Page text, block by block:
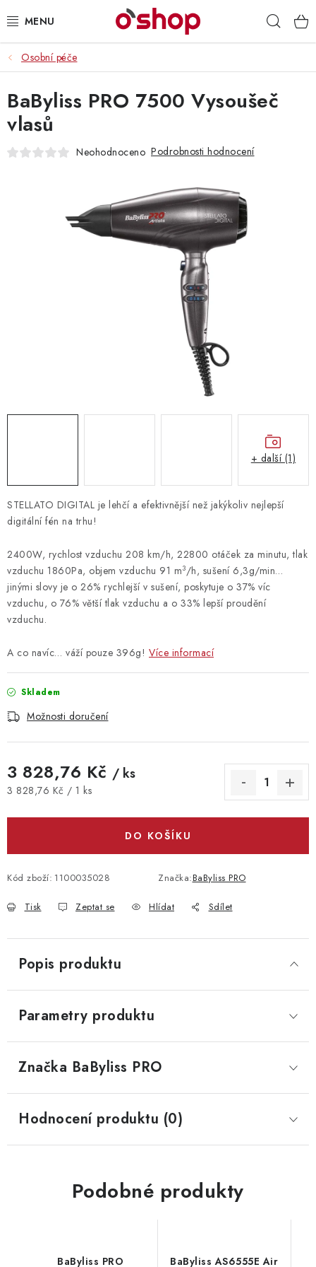
na
OSOBNÍ PÉČE
POTRAVINY
HRAČKY 🧸
ZACHRAŇTE PRODUKTY
Obchodní podmínky
Servis a reklamace
Osobní péče
STELLATO DIGITAL je lehčí a efektivnější než jakýkoliv nejlepší
digitální fén na trhu!
2400W, rychlost vzduchu 208 km/h, 22800 otáček za minutu, tlak
vzduchu 1860Pa, objem vzduchu 91 m3/h, sušení 6,3g/min…
jinými slovy je o 26% rychlejší v sušení, poskytuje o 37% víc
vzduchu, o 76% větší tlak vzduchu a o 33% lepší proudění
vzduchu.
A co navíc… váží pouze 396g! Více informací
Skladem
Možnosti doručení
3 828,76 Kč / ks
Měrná cena:
3 828,76 Kč / 1 ks
DO KOŠÍKU
Kód zboží: 1100035028 Značka:BaByliss PRO
Tisk Zeptat se Hlídat Sdílet
BaByliss PRO 7500 Vysoušeč
vlasů
Neohodnoceno Podrobnosti hodnocení
+ další (1)
Popis produktu
Parametry produktu
Značka BaByliss PRO
Hodnocení produktu (0)
Podobné produkty
BaByliss PRO BaByliss AS6555E Air